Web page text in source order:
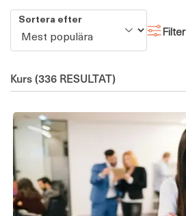
Sortera efter
Filter
Kurs(336 RESULTAT)